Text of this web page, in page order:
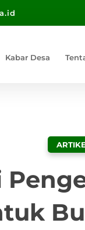
Kabar Desa